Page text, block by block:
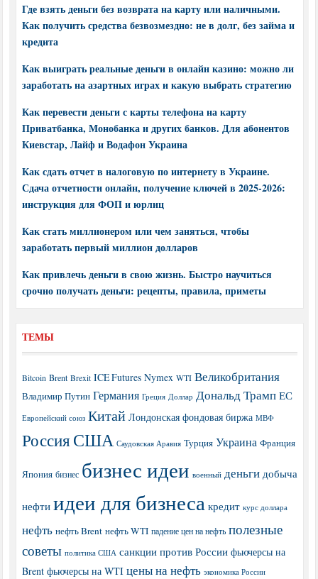
Где взять деньги без возврата на карту или наличными.
Как получить средства безвозмездно: не в долг, без займа и
кредита
Как выиграть реальные деньги в онлайн казино: можно ли
заработать на азартных играх и какую выбрать стратегию
Как перевести деньги с карты телефона на карту
Приватбанка, Монобанка и других банков. Для абонентов
Киевстар, Лайф и Водафон Украина
Как сдать отчет в налоговую по интернету в Украине.
Сдача отчетности онлайн, получение ключей в 2025-2026:
инструкция для ФОП и юрлиц
Как стать миллионером или чем заняться, чтобы
заработать первый миллион долларов
Как привлечь деньги в свою жизнь. Быстро научиться
срочно получать деньги: рецепты, правила, приметы
ТЕМЫ
Bitcoin Brent Brexit ICE Futures Nymex WTI Великобритания
Владимир Путин Германия Греция Доллар Дональд Трамп ЕС
Европейский союз Китай Лондонская фондовая биржа МВФ
РоссияСША Саудовская Аравия Турция Украина Франция
Япония бизнес бизнес идеи военный деньги добыча
нефти идеи для бизнеса кредит курс доллара
нефть нефть Brent нефть WTI падение цен на нефть полезные
советы политика США санкции против России фьючерсы на
Brent фьючерсы на WTI цены на нефть экономика России